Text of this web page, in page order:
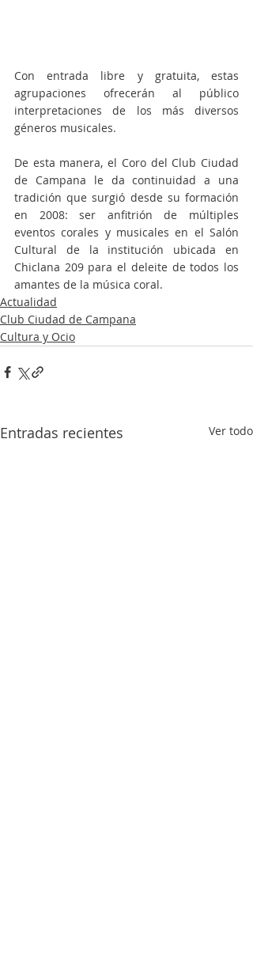
Con entrada libre y gratuita, estas
agrupaciones ofrecerán al público
interpretaciones de los más diversos
géneros musicales.
De esta manera, el Coro del Club Ciudad
de Campana le da continuidad a una
tradición que surgió desde su formación
en 2008: ser anfitrión de múltiples
eventos corales y musicales en el Salón
Cultural de la institución ubicada en
Chiclana 209 para el deleite de todos los
amantes de la música coral.
Actualidad
Club Ciudad de Campana
Cultura y Ocio
Entradas recientes Ver todo